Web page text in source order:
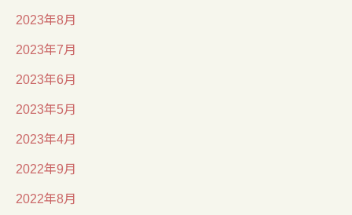
2023年8月
2023年7月
2023年6月
2023年5月
2023年4月
2022年9月
2022年8月